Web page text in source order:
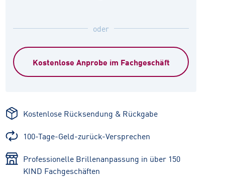
oder
Kostenlose Anprobe im Fachgeschäft
Kostenlose Rücksendung & Rückgabe
100-Tage-Geld-zurück-Versprechen
Professionelle Brillenanpassung in über 150
KIND Fachgeschäften